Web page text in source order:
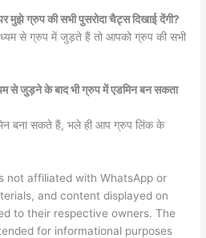
ग्रुप की सभी पुसरोदा चैट्स दिखाई देंगी?
से ग्रुप में जुड़ते हैं तो आपको ग्रुप की सभी
से जुड़ने के बाद भी ग्रुप में एडमिन बन सकता
बना सकते हैं, भले ही आप ग्रुप लिंक के
not affiliated with WhatsApp or
and content displayed on
to their respective owners. The
for informational purposes